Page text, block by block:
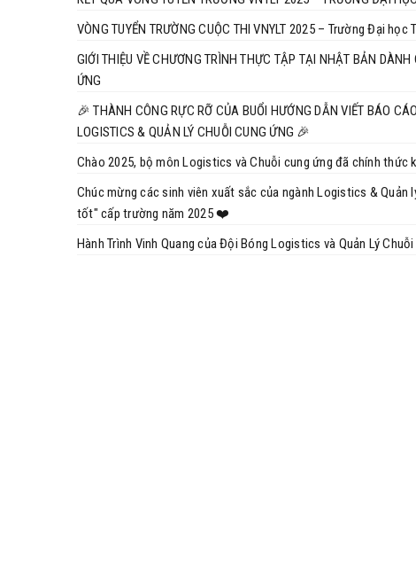
VÒNG TUYỂN TRƯỜNG CUỘC THI VNYLT 2025 – Trường Đại học
GIỚI THIỆU VỀ CHƯƠNG TRÌNH THỰC TẬP TẠI NHẬT BẢN
ỨNG
🎉 THÀNH CÔNG RỰC RỠ CỦA BUỔI HƯỚNG DẪN VIẾT BÁO
LOGISTICS & QUẢN LÝ CHUỖI CUNG ỨNG 🎉
Chào 2025, bộ môn Logistics và Chuỗi cung ứng đã chính thức
Chúc mừng các sinh viên xuất sắc của ngành Logistics &
tốt" cấp trường năm 2025 ❤️
Hành Trình Vinh Quang của Đội Bóng Logistics và Quản Lý Chuỗi